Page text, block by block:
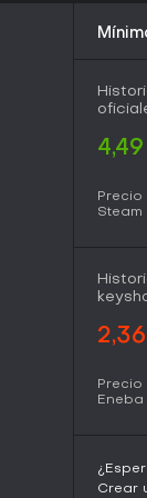
Las
con
con un equipo
acogida de
Steam
Eneba
Crear